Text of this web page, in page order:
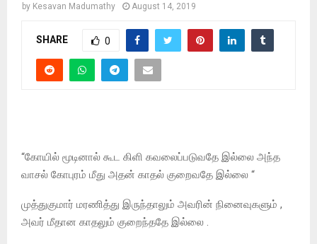
by Kesavan Madumathy August 14, 2019
SHARE 0
“கோயில் மூடினால் கூட கிளி கவலைப்படுவதே இல்லை அந்த
வாசல் கோபுரம் மீது அதன் காதல் குறைவதே இல்லை “
முத்துகுமார் மரணித்து இருந்தாலும் அவரின் நினைவுகளும் ,
அவர் மீதான காதலும் குறைந்ததே இல்லை .